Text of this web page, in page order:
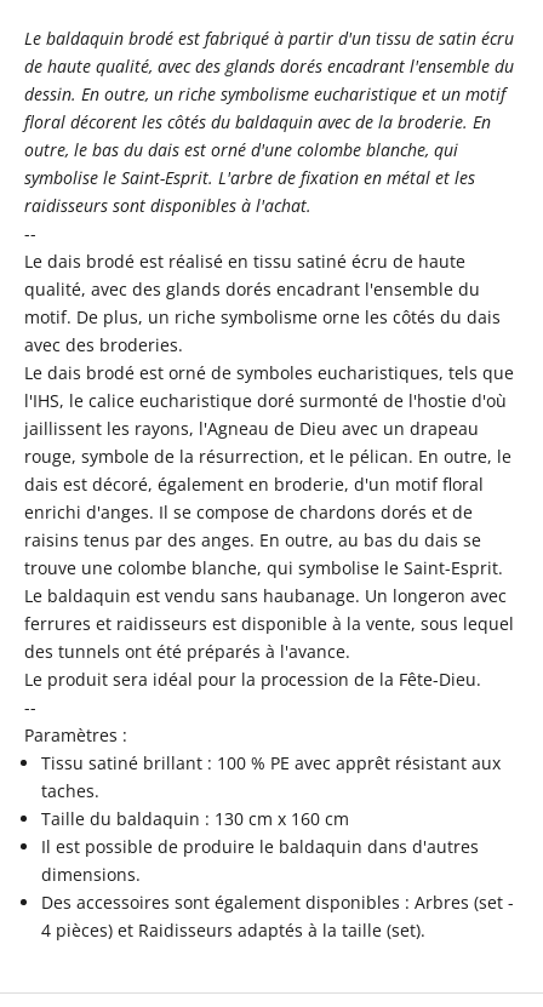
Le baldaquin brodé est fabriqué à partir d'un tissu de satin écru
de haute qualité, avec des glands dorés encadrant l'ensemble du
dessin. En outre, un riche symbolisme eucharistique et un motif
floral décorent les côtés du baldaquin avec de la broderie. En
outre, le bas du dais est orné d'une colombe blanche, qui
symbolise le Saint-Esprit. L'arbre de fixation en métal et les
raidisseurs sont disponibles à l'achat.
--
Le dais brodé est réalisé en tissu satiné écru de haute
qualité, avec des glands dorés encadrant l'ensemble du
motif. De plus, un riche symbolisme orne les côtés du dais
avec des broderies.
Le dais brodé est orné de symboles eucharistiques, tels que
l'IHS, le calice eucharistique doré surmonté de l'hostie d'où
jaillissent les rayons, l'Agneau de Dieu avec un drapeau
rouge, symbole de la résurrection, et le pélican. En outre, le
dais est décoré, également en broderie, d'un motif floral
enrichi d'anges. Il se compose de chardons dorés et de
raisins tenus par des anges. En outre, au bas du dais se
trouve une colombe blanche, qui symbolise le Saint-Esprit.
Le baldaquin est vendu sans haubanage. Un longeron avec
ferrures et raidisseurs est disponible à la vente, sous lequel
des tunnels ont été préparés à l'avance.
Le produit sera idéal pour la procession de la Fête-Dieu.
--
Paramètres :
Tissu satiné brillant : 100 % PE avec apprêt résistant aux
taches.
Taille du baldaquin : 130 cm x 160 cm
Il est possible de produire le baldaquin dans d'autres
dimensions.
Des accessoires sont également disponibles : Arbres (set -
4 pièces) et Raidisseurs adaptés à la taille (set).